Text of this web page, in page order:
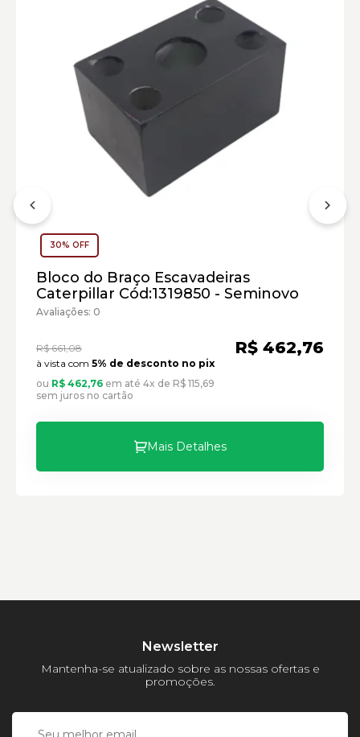
Escavadeira Hidráulica Caterpillar:
Material:
Modelo:
Comprimento:
30% OFF
Bloco do Braço Escavadeiras
Caterpillar Cód:1319850 - Seminovo
Avaliações: 0
R$ 661,08 R$ 462,76
à vista com 5% de desconto no pix
ou R$ 462,76 em até 4x de R$ 115,69
sem juros no cartão
Mais Detalhes
Newsletter
Mantenha-se atualizado sobre as nossas ofertas e
promoções.